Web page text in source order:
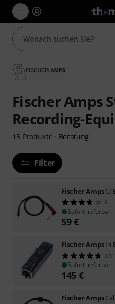
Fischer Amps
Recording-
15 Produkte · Beratung
Filter
Fischer AmpsCI
6
Sofort lieferbar
59€
Fischer AmpsIn
277
Sofort lieferbar
145 €
Fischer Amps